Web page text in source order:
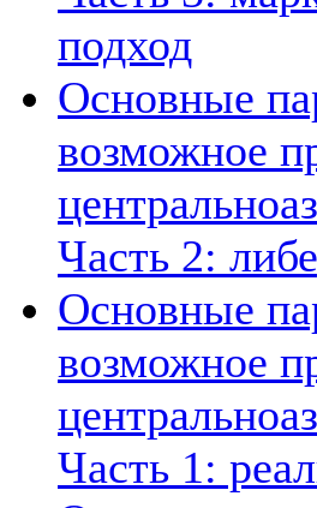
подход
Основные
возможное
Часть 2:
Основные
возможное
Часть 1: